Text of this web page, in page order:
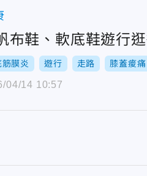
布鞋、軟底鞋遊行
筋膜炎 遊行 走路 膝蓋痠痛
04/14 10:57